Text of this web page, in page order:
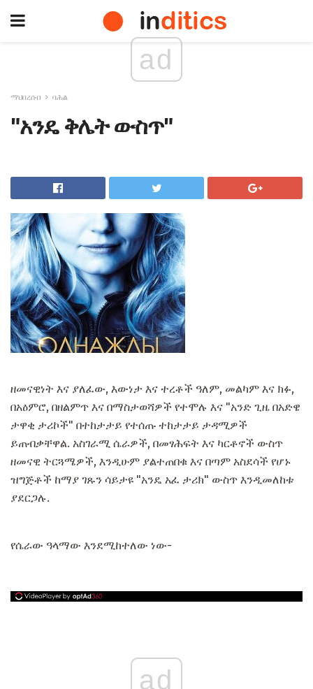
ad
ማህበረሰብ ባሕል
"አንዴ ቅሌት ውስጥ"
ዘመናዊነት እና ያለፈው, እውነታ እና ተረቶች ዓለም, መልካም እና ክፉ,
በአዕምሮ, በዘልምጥ እና በማስታወሻዎች የተሞሉ እና "አንድ ጊዜ በአድዌ
ታዋቂ ታሪኮች" በተከታታይ የተሰጡ ተከታታይ ታዳሚዎች
ይጠብቃቸዋል. አስገራሚ ሴራዎች, በመፃሕፍት እና ካርቶኖች ውስጥ
ዘመናዊ ትርጓሜዎች, እንዲሁም ያልተጠበቁ እና በጣም አስደሳች የሆኑ
ዝግጅቶች ከማያ ገጹን ሳይታዩ "አንዴ አፈ ታሪክ" ውስጥ እንዲመለከቱ
ያደርጋሉ.
የሴራው ዓላማው እንደሚከተለው ነው-
ad